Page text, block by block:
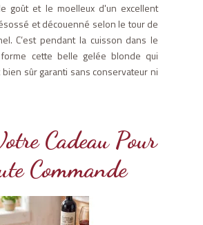
goût et le moelleux d'un excellent
et découenné selon le tour de
C’est pendant la cuisson dans le
cette belle gelée blonde qui
bien sûr garanti sans conservateur ni
Cadeau Pour
Commande